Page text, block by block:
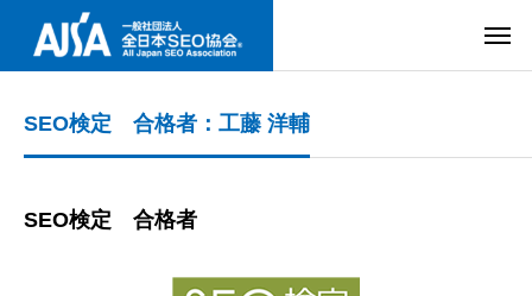
SEO検定 合格者：工藤 洋輔
SEO検定 合格者